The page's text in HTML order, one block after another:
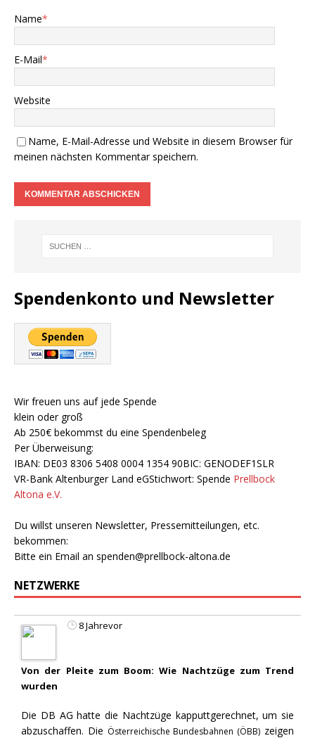
Name*
E-Mail*
Website
Name, E-Mail-Adresse und Website in diesem Browser für
meinen nächsten Kommentar speichern.
Spendenkonto und Newsletter
Wir freuen uns auf jede Spende
klein oder groß
Ab 250€ bekommst du eine Spendenbeleg
Per Überweisung:
IBAN: DE03 8306 5408 0004 1354 90BIC: GENODEF1SLR
VR-Bank Altenburger Land eGStichwort: Spende Prellbock
Altona e.V.
Du willst unseren Newsletter, Pressemitteilungen, etc.
bekommen:
Bitte ein Email an spenden@prellbock-altona.de
NETZWERKE
8 Jahrevor
Von der Pleite zum Boom: Wie Nachtzüge zum Trend
wurden
Die DB AG hatte die Nachtzüge kapputtgerechnet, um sie
abzuschaffen. Die Österreichische Bundesbahnen (ÖBB) zeigen